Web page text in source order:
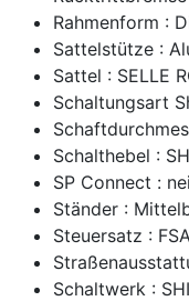
Rahmenform :
Sattelstütze :
Sattel : SELLE
Schaltungsart
Schalthebel :
SP Connect :
Ständer :
Steuersatz :
Schaltwerk :